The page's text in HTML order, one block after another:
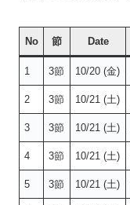
No 節 Date
1 3節 10/20 (金)
2 3節 10/21 (土)
3 3節 10/21 (土)
4 3節 10/21 (土)
5 3節 10/21 (土)